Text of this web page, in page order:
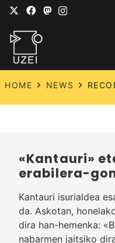
HOME NEWS
«Kantauri»
erabilera-
Kantauri isurialdea
da. Askotan,
dira han-hemenka:
nabarmen jaitsiko